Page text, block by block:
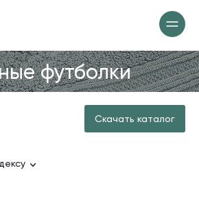
футболки
Скачать каталог